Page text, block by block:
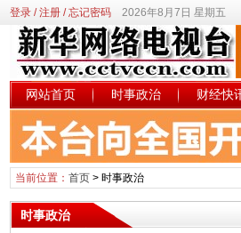
登录/注册/忘记密码 2026年8月7日 星期五
网站首页 时事政治 财经快
当前位置： 首页> 时事政治
时事政治